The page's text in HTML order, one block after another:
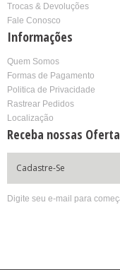
Trocas & Devoluções
Fale Conosco
Informações
Quem Somos
Formas de Pagamento
Politica de Privacidade
Rastrear Pedidos
Localização
Receba nossas
Cadastre-Se
Digite seu e-mail para